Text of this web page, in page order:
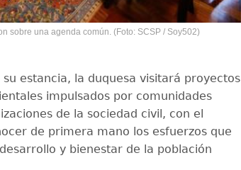
sobre una agenda común. (Foto: SCSP / Soy502)
estancia, la duquesa visitará proyectos
impulsados por comunidades
de la sociedad civil, con el
de primera mano los esfuerzos que
y bienestar de la población